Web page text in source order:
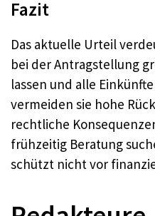
Fazit
Das aktuelle Urteil
bei der Antragstellung
lassen und alle
vermeiden sie hohe
rechtliche
frühzeitig Beratung
schützt nicht vor